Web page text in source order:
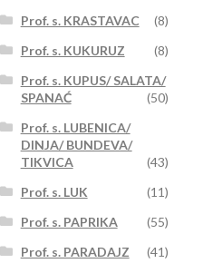
Prof. s. KRASTAVAC
(8)
Prof. s. KUKURUZ
(8)
Prof. s. KUPUS/ SALATA/
SPANAĆ
(50)
Prof. s. LUBENICA/
DINJA/ BUNDEVA/
TIKVICA
(43)
Prof. s. LUK
(11)
Prof. s. PAPRIKA
(55)
Prof. s. PARADAJZ
(41)